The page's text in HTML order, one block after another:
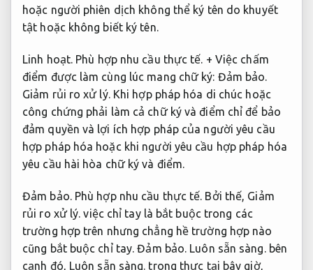
hoặc người phiên dịch không thể ký tên do khuyết
tật hoặc không biết ký tên.
Linh hoạt. Phù hợp nhu cầu thực tế. + Việc chấm
điểm được làm cùng lúc mang chữ ký: Đảm bảo.
Giảm rủi ro xử lý.Khi hợp pháp hóa di chúc hoặc
công chứng phải làm cả chữ ký và điểm chỉ để bảo
đảm quyền và lợi ích hợp pháp của người yêu cầu
hợp pháp hóa hoặc khi người yêu cầu hợp pháp hóa
yêu cầu hài hòa chữ ký và điểm.
Đảm bảo. Phù hợp nhu cầu thực tế. Bởi thế, Giảm
rủi ro xử lý. việc chỉ tay là bắt buộc trong các
trường hợp trên nhưng chẳng hề trường hợp nào
cũng bắt buộc chỉ tay.Đảm bảo. Luôn sẵn sàng.bên
cạnh đó, Luôn sẵn sàng. trong thực tại bây giờ,